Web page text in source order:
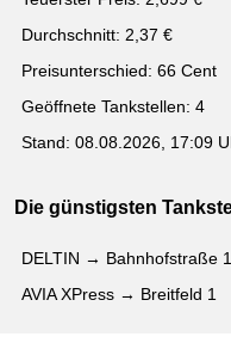
Durchschnitt: 2,37 €
Preisunterschied: 66 Cent
Geöffnete Tankstellen: 4
Stand: 08.08.2026, 17:09
Die günstigsten
DELTIN → Bahnhofstraße 1
AVIA XPress → Breitfeld 1